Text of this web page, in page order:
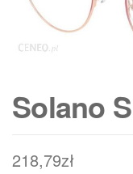
Solano
218,79zł